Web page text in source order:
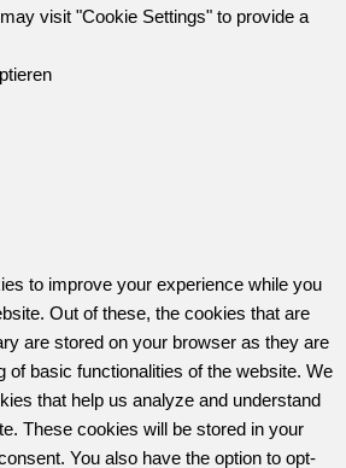
visit "Cookie Settings" to provide a
to improve your experience while you
Out of these, the cookies that are
are stored on your browser as they are
of basic functionalities of the website. We
that help us analyze and understand
These cookies will be stored in your
You also have the option to opt-